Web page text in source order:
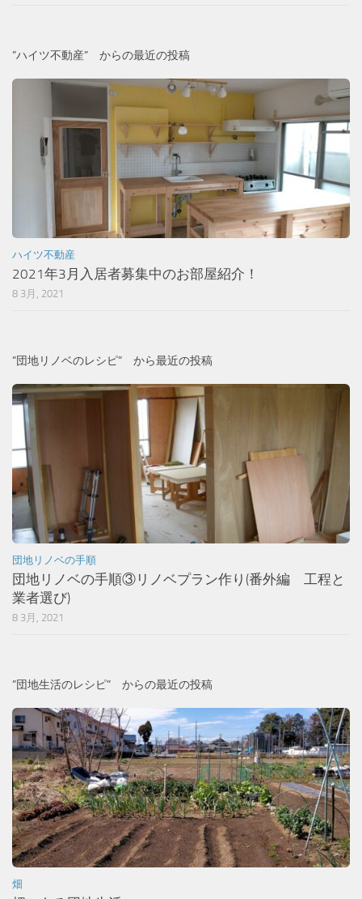
”ハイツ不動産” からの最近の投稿
ハイツ不動産
2021年3月入居者募集中のお部屋紹介！
8 3月, 2021
”団地リノベのレシピ” から最近の投稿
団地リノベの手順
団地リノベの手順③リノベプラン作り(番外編 工程と
業者選び)
8 3月, 2021
”団地生活のレシピ” からの最近の投稿
畑